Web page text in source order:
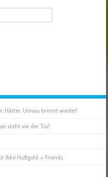
Härter. Unnau brennt wieder!
steht vor der Tür!
Ikke Hüftgold + Friends